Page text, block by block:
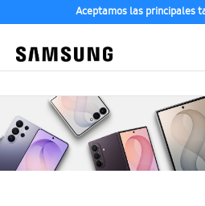
Aceptamos las principales